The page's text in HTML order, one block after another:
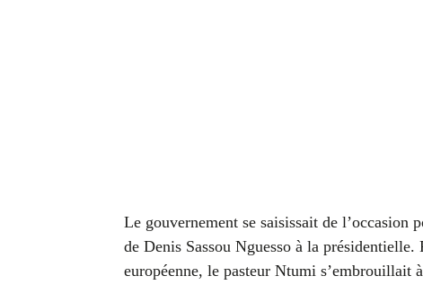
Le gouvernement se saisissait de
de Denis Sassou Nguesso à la
européenne, le pasteur Ntumi s’embrouillait